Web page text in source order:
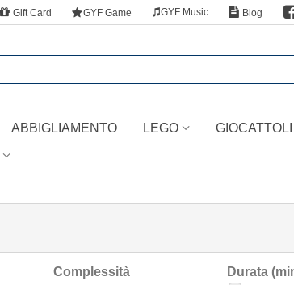
Gift Card GYF Game GYF Music Blog
ABBIGLIAMENTO LEGO
GIOCATTOLI
Complessità Durata